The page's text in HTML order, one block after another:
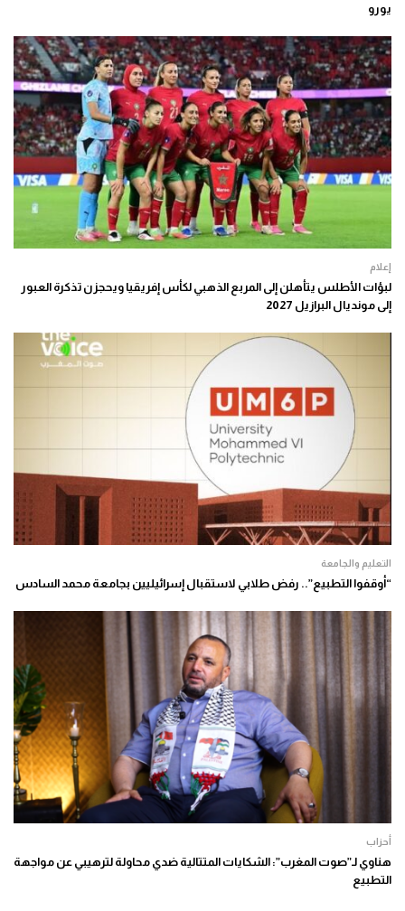
يورو
إعلام
لبؤات الأطلس يتأهلن إلى المربع الذهبي لكأس إفريقيا ويحجزن تذكرة العبور
إلى مونديال البرازيل 2027
التعليم والجامعة
“أوقفوا التطبيع”.. رفض طلابي لاستقبال إسرائيليين بجامعة محمد السادس
أحزاب
هناوي لـ”صوت المغرب”: الشكايات المتتالية ضدي محاولة لترهيبي عن مواجهة
التطبيع